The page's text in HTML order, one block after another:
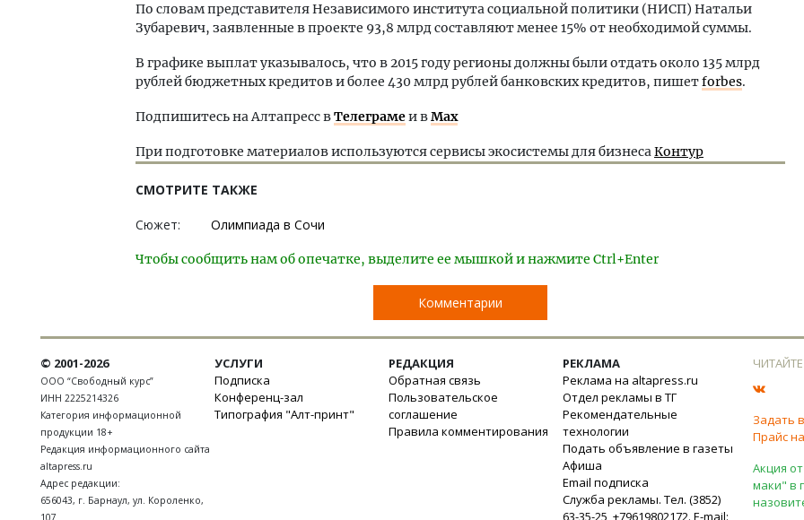
По словам представителя Независимого института социальной политики (НИСП) Натальи
Зубаревич, заявленные в проекте 93,8 млрд составляют менее 15% от необходимой суммы.
В графике выплат указывалось, что в 2015 году регионы должны были отдать около 135 млрд
рублей бюджетных кредитов и более 430 млрд рублей банковских кредитов, пишетforbes.
Подпишитесь на Алтапресс вТелеграмеи вMax
При подготовке материалов используются сервисы экосистемы для бизнесаКонтур
СМОТРИТЕ ТАКЖЕ
Сюжет: Олимпиада в Сочи
Чтобы сообщить нам об опечатке, выделите ее мышкой и нажмите Ctrl+Enter
Комментарии
© 2001-2026
ООО “Свободный курс”
ИНН 2225214326
Категория информационной
продукции 18+
Редакция информационного сайта
altapress.ru
Адрес редакции:
656043, г. Барнаул, ул. Короленко,
107
УСЛУГИ
Подписка
Конференц-зал
Типография "Алт-принт"
РЕДАКЦИЯ
Обратная связь
Пользовательское
соглашение
Правила комментирования
РЕКЛАМА
Реклама на altapress.ru
Отдел рекламы в ТГ
Рекомендательные
технологии
Подать объявление в газеты
Афиша
Email подписка
Служба рекламы. Тел. (3852)
63-35-25, +79619802172. E-mail:
Задать
Прайс
Акция
маки" в